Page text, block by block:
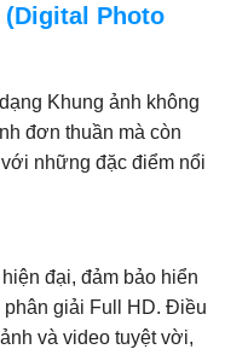
(Digital Photo
Khung ảnh không
đơn thuần mà còn
những đặc điểm nổi
đại, đảm bảo hiển
phân giải Full HD. Điều
và video tuyệt vời,